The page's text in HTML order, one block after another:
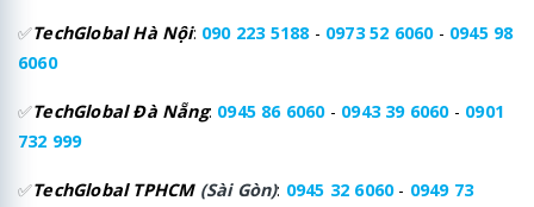
✅TechGlobal Hà Nội: 090 223 5188- 0973 52 6060- 0945 98
6060
✅TechGlobal Đà Nẵng: 0945 86 6060- 0943 39 6060- 0901
732 999
✅TechGlobal TPHCM (Sài Gòn): 0945 32 6060- 0949 73